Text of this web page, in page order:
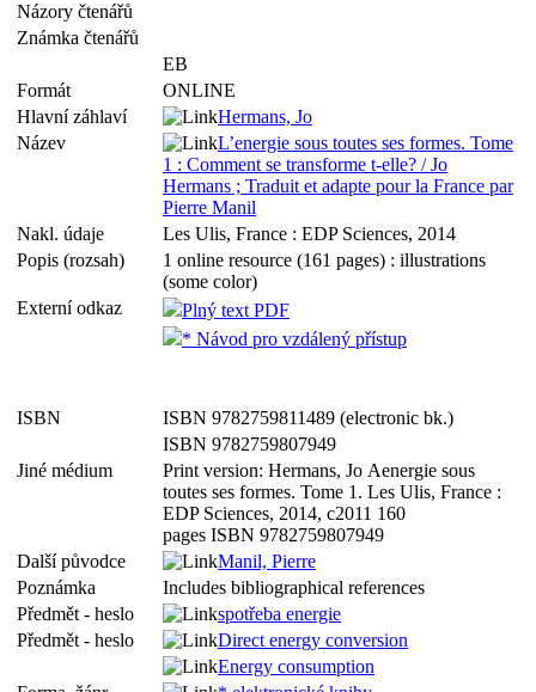
Názory čtenářů
Známka čtenářů
EB
Formát
ONLINE
Hlavní záhlaví
Hermans, Jo
Název
L’energie sous toutes ses formes. Tome
1 : Comment se transforme t-elle? / Jo
Hermans ; Traduit et adapte pour la France par
Pierre Manil
Nakl. údaje
Les Ulis, France : EDP Sciences, 2014
Popis (rozsah)
1 online resource (161 pages) : illustrations
(some color)
Externí odkaz
Plný text PDF
* Návod pro vzdálený přístup
ISBN
ISBN 9782759811489 (electronic bk.)
ISBN 9782759807949
Jiné médium
Print version: Hermans, Jo Aenergie sous
toutes ses formes. Tome 1. Les Ulis, France :
EDP Sciences, 2014, c2011 160
pages ISBN 9782759807949
Další původce
Manil, Pierre
Poznámka
Includes bibliographical references
Předmět - heslo
spotřeba energie
Předmět - heslo
Direct energy conversion
Energy consumption